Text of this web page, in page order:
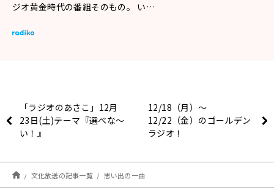
ジオ黄金時代の番組そのもの。 い…
「ラジオのあさこ」12月
23日(土)テーマ『選べな〜
い！』
12/18（月）～
12/22（金）のゴールデン
ラジオ！
文化放送の記事一覧 思い出の一曲